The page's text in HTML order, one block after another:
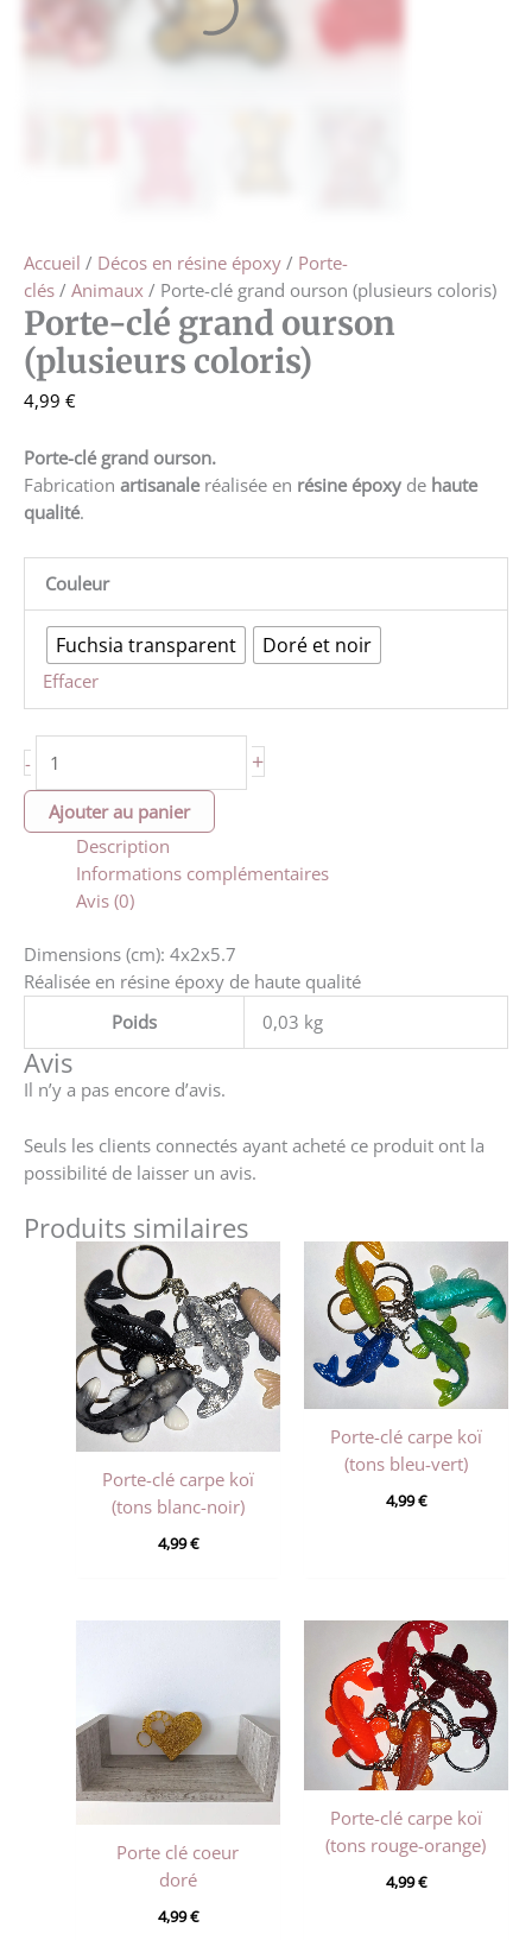
Accueil / Décos en résine époxy / Porte-
clés / Animaux / Porte-clé grand ourson (plusieurs coloris)
Porte-clé grand ourson
(plusieurs coloris)
4,99 €
Porte-clé grand ourson.
Fabrication artisanaleréalisée en résine époxy de haute
qualité.
Couleur
Fuchsia transparent Doré et noir
Effacer
-
Porte-
clé
grand
ourson
(plusieurs
+
Ajouter au panier
Description
Informations complémentaires
Avis (0)
Dimensions (cm): 4x2x5.7
Réalisée en résine époxy de haute qualité
Poids
0,03 kg
Avis
Il n’y a pas encore d’avis.
Seuls les clients connectés ayant acheté ce produit ont la
possibilité de laisser un avis.
Produits similaires
Porte-clé carpe koï
(tons blanc-noir)
4,99€
Porte-clé carpe koï
(tons bleu-vert)
4,99€
Porte clé coeur
doré
4,99€
Porte-clé carpe koï
(tons rouge-orange)
4,99€